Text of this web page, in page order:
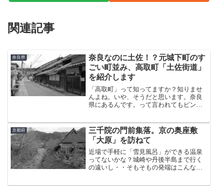
関連記事
奈良県
奈良なのに土佐！？元城下町のす
ごい町並み、高取町「土佐街道」
を紹介します
「高取町」って知ってますか？知りませ
んよね。いや、そうだと思います。奈良
県にあるんです。って言われてもピンと
通に行われそうな気がする。それぐらい
知名度の低い町だと思う...
京都府
三千院の門前集落。京の奥座敷
「大原」を訪ねて
近場で手軽に「雪見風呂」ができる温泉
ってないかな？城崎や丹後半島まで行く
の遠いし・・そもそもの発端はこんな疑